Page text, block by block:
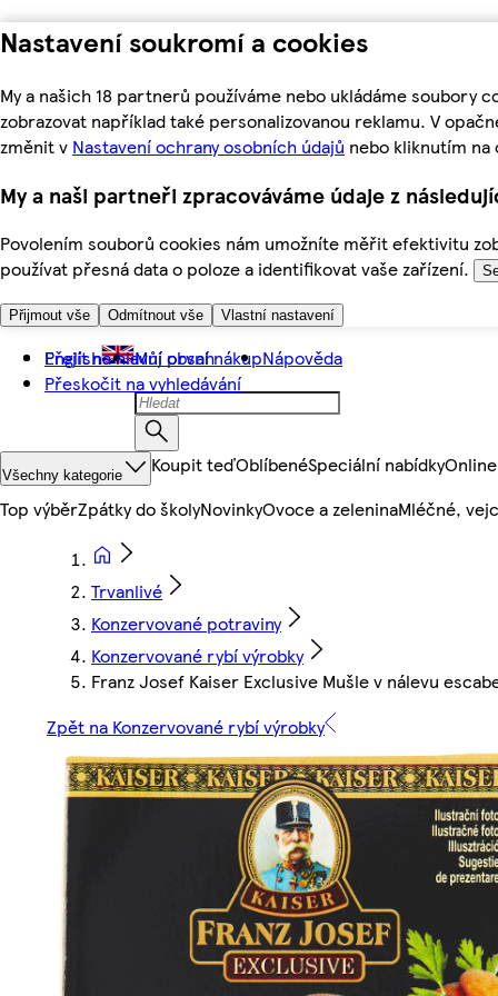
Nastavení soukromí a cookies
My a našich 18 partnerů používáme nebo ukládáme soubory
zobrazovat například také personalizovanou reklamu. V
změnit v Nastavení ochrany osobních údajů nebo kliknutím na
My a naši partneři zpracováváme údaje z
Povolením souborů cookies nám umožníte měřit efektivitu
používat přesná data o poloze a identifikovat vaše zařízení.
Přijmout vše Odmítnout vše Vlastní nastavení
Přejít na hlavní obsah
Přeskočit na vyhledávání
English Můj první nákupNápověda
Všechny kategorie Koupit teďOblíbenéSpeciální nabídky
Top výběrZpátky do školyNovinkyOvoce a zeleninaMléčné,
Trvanlivé
Konzervované potraviny
Konzervované rybí výrobky
Franz Josef Kaiser Exclusive Mušle v nálevu
Zpět na Konzervované rybí výrobky